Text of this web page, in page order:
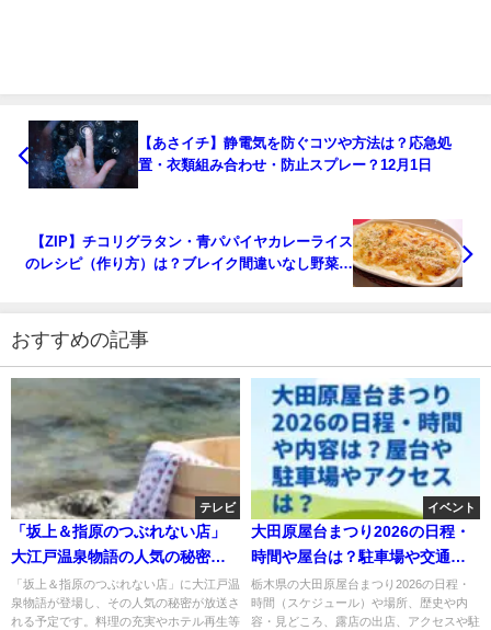
【あさイチ】静電気を防ぐコツや方法は？応急処
置・衣類組み合わせ・防止スプレー？12月1日
【ZIP】チコリグラタン・青パパイヤカレーライス
のレシピ（作り方）は？ブレイク間違いなし野菜！
おすすめの記事
テレビ
「坂上＆指原のつぶれない店」
大江戸温泉物語の人気の秘密！
料理・再生？
「坂上＆指原のつぶれない店」に大江戸温
泉物語が登場し、その人気の秘密が放送さ
れる予定です。料理の充実やホテル再生等
イベント
大田原屋台まつり2026の日程・
時間や屋台は？駐車場や交通規
制やアクセスは？
栃木県の大田原屋台まつり2026の日程・
時間（スケジュール）や場所、歴史や内
容・見どころ、露店の出店、アクセスや駐